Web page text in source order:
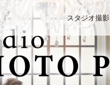
スタジオ撮影